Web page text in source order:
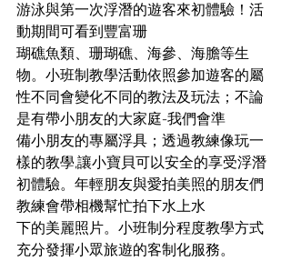
游泳與第一次浮潛的遊客來初體驗！活
動期間可看到豐富珊
瑚礁魚類、珊瑚礁、海參、海膽等生
物。小班制教學活動依照參加遊客的屬
性不同會變化不同的教法及玩法；不論
是有帶小朋友的大家庭-我們會準
備小朋友的專屬浮具；透過教練像玩一
樣的教學,讓小寶貝可以安全的享受浮潛
初體驗。年輕朋友與愛拍美照的朋友們
教練會帶相機幫忙拍下水上水
下的美麗照片。小班制分程度教學方式
充分發揮小眾旅遊的客制化服務。